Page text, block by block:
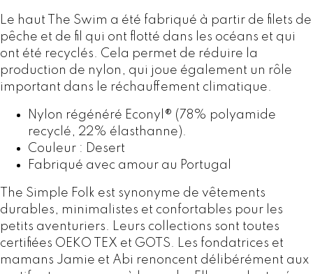
2
9
,
0
,
c
o
u
l
s
e
r
t
p
Le haut The Swim a été fabriqué à partir de filets de
pêche et de fil qui ont flotté dans les océans et qui
ont été recyclés. Cela permet de réduire la
production de nylon, qui joue également un rôle
important dans le réchauffement climatique.
Nylon régénéré Econyl® (78% polyamide
recyclé, 22% élasthanne).
Couleur : Desert
Fabriqué avec amour au Portugal
The Simple Folk est synonyme de vêtements
durables, minimalistes et confortables pour les
petits aventuriers. Leurs collections sont toutes
certifiées OEKO TEX et GOTS. Les fondatrices et
mamans Jamie et Abi renoncent délibérément aux